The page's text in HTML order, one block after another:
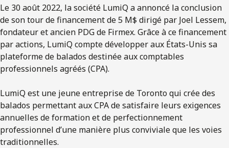
Le 30 août 2022, la société LumiQ a annoncé la conclusion
de son tour de financement de 5 M$ dirigé par Joel Lessem,
fondateur et ancien PDG de Firmex. Grâce à ce financement
par actions, LumiQ compte développer aux États-Unis sa
plateforme de balados destinée aux comptables
professionnels agréés (CPA).
LumiQ est une jeune entreprise de Toronto qui crée des
balados permettant aux CPA de satisfaire leurs exigences
annuelles de formation et de perfectionnement
professionnel d’une manière plus conviviale que les voies
traditionnelles.